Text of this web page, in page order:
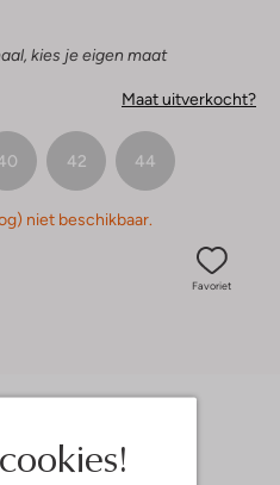
kies je eigen maat
Maat uitverkocht?
42 44
niet beschikbaar.
Favoriet